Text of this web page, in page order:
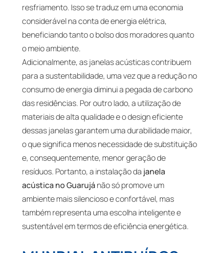
resfriamento. Isso se traduz em uma economia
considerável na conta de energia elétrica,
beneficiando tanto o bolso dos moradores quanto
o meio ambiente.
Adicionalmente, as janelas acústicas contribuem
para a sustentabilidade, uma vez que a redução no
consumo de energia diminui a pegada de carbono
das residências. Por outro lado, a utilização de
materiais de alta qualidade e o design eficiente
dessas janelas garantem uma durabilidade maior,
o que significa menos necessidade de substituição
e, consequentemente, menor geração de
resíduos. Portanto, a instalação da janela
acústica no Guarujá não só promove um
ambiente mais silencioso e confortável, mas
também representa uma escolha inteligente e
sustentável em termos de eficiência energética.